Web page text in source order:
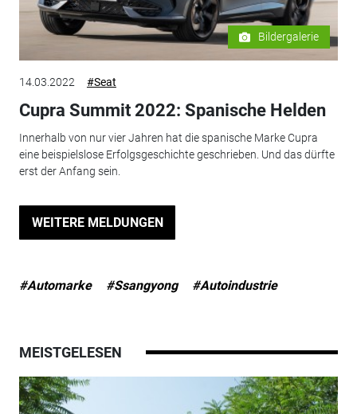
Bildergalerie
14.03.2022 #Seat
Cupra Summit 2022: Spanische Helden
Innerhalb von nur vier Jahren hat die spanische Marke Cupra
eine beispielslose Erfolgsgeschichte geschrieben. Und das dürfte
erst der Anfang sein.
WEITERE MELDUNGEN
#Automarke #Ssangyong #Autoindustrie
MEISTGELESEN